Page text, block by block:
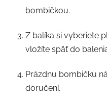
bombičkou.
Z balíka si vyberiete
vložíte späť do
Prázdnu bombičku
doručení.